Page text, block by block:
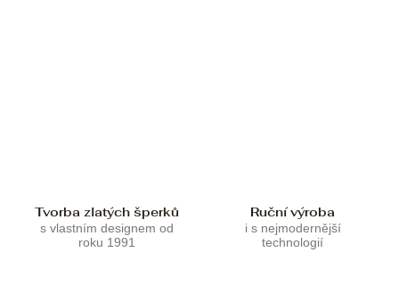
Tvorba zlatých šperků
s vlastním designem od
roku 1991
Ruční výroba
i s nejmodernější
technologií